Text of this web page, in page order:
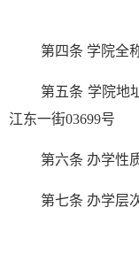
第四条 学院全
第五条 学院地
江东一街03699号
第六条 办学性
第七条 办学层